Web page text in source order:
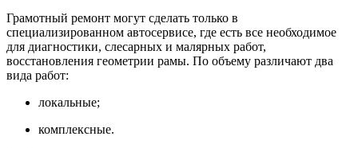
Грамотный ремонт могут сделать только в
специализированном автосервисе, где есть все необходимое
для диагностики, слесарных и малярных работ,
восстановления геометрии рамы. По объему различают два
вида работ:
локальные;
комплексные.